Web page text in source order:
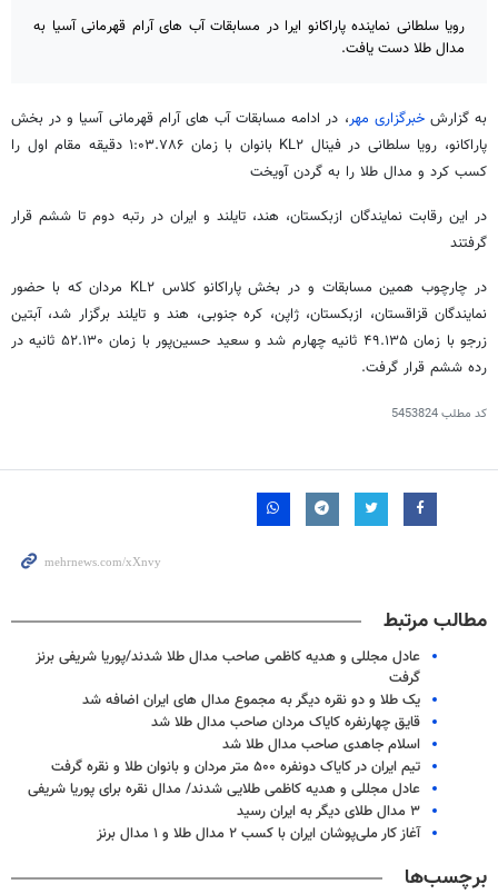
رویا سلطانی نماینده پاراکانو ایرا در مسابقات آب های آرام قهرمانی آسیا به
مدال طلا دست یافت.
به گزارشخبرگزاری مهر، در ادامه مسابقات آب های آرام قهرمانی آسیا و در بخش
پاراکانو، رویا سلطانی در فینال KL۲ بانوان با زمان ۱:۰۳.۷۸۶ دقیقه مقام اول را
کسب کرد و مدال طلا را به گردن آویخت
در این رقابت نمایندگان ازبکستان، هند، تایلند و ایران در رتبه دوم تا ششم قرار
گرفتند
در چارچوب همین مسابقات و در بخش پاراکانو کلاس KL۲ مردان که با حضور
نمایندگان قزاقستان، ازبکستان، ژاپن، کره جنوبی، هند و تایلند برگزار شد، آبتین
زرجو با زمان ۴۹.۱۳۵ ثانیه چهارم شد و سعید حسین‌پور با زمان ۵۲.۱۳۰ ثانیه در
رده ششم قرار گرفت.
کد مطلب5453824
مطالب مرتبط
عادل مجللی و هدیه کاظمی صاحب مدال طلا شدند/پوریا شریفی برنز
گرفت
یک طلا و دو نقره دیگر به مجموع مدال های ایران اضافه شد
قایق چهارنفره کایاک مردان صاحب مدال طلا شد
اسلام جاهدی صاحب مدال طلا شد
تیم ایران در کایاک دونفره ۵۰۰ متر مردان و بانوان طلا و نقره گرفت
عادل مجللی و هدیه کاظمی طلایی شدند/ مدال نقره برای پوریا شریفی
۳ مدال طلای دیگر به ایران رسید
آغاز کار ملی‌پوشان ایران با کسب ۲ مدال طلا و ۱ مدال برنز
برچسب‌ها